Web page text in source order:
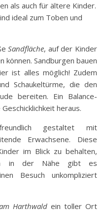
als auch für ältere Kinder.
ideal zum Toben und
Sandfläche, auf der Kinder
können. Sandburgen bauen
ist alles möglich! Zudem
Schaukeltürme, die den
bereiten. Ein Balance-
heraus.
gestaltet mit
Erwachsene. Diese
im Blick zu behalten,
in der Nähe gibt es
Besuch unkompliziert
Harthwaldein toller Ort